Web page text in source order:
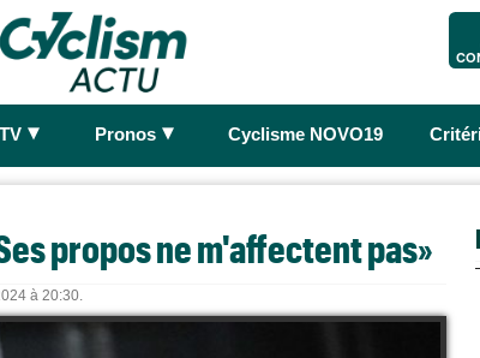
► Pronos ► Cyclisme NOVO19
propos ne m'affectent pas»
à 20:30.